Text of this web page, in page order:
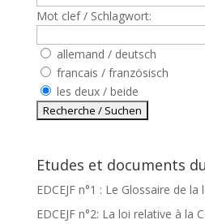
Mot clef / Schlagwort:
allemand / deutsch
francais / französisch
les deux / beide
Etudes et documents du
EDCEJF n°1 : Le Glossaire de
EDCEJF n°2: La loi relative à la